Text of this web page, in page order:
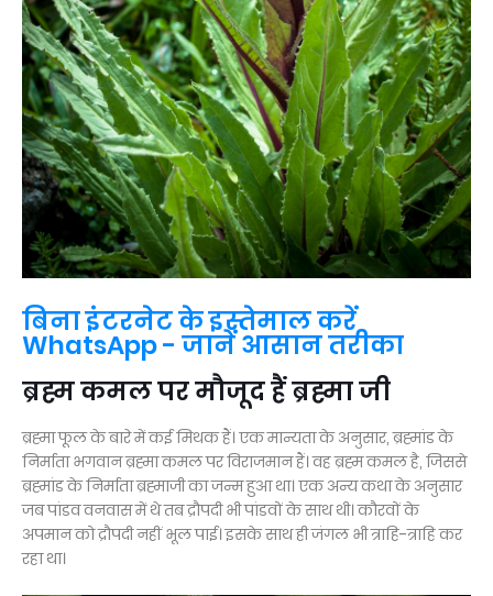
बिना इंटरनेट के इस्तेमाल करें
WhatsApp - जानें आसान तरीका
ब्रह्म कमल पर मौजूद हैं ब्रह्मा जी
ब्रह्मा फूल के बारे में कई मिथक हैं। एक मान्यता के अनुसार, ब्रह्मांड के
निर्माता भगवान ब्रह्मा कमल पर विराजमान हैं। वह ब्रह्म कमल है, जिससे
ब्रह्मांड के निर्माता ब्रह्माजी का जन्म हुआ था। एक अन्य कथा के अनुसार
जब पांडव वनवास में थे तब द्रौपदी भी पांडवों के साथ थी। कौरवों के
अपमान को द्रौपदी नहीं भूल पाई। इसके साथ ही जंगल भी त्राहि-त्राहि कर
रहा था।